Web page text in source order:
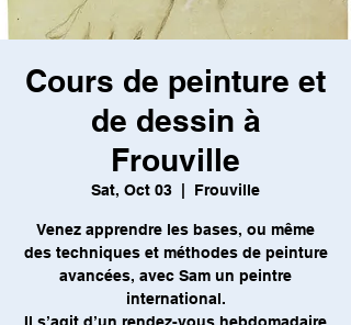
Cours de peinture et
de dessin à
Frouville
Sat, Oct 03 Frouville
Venez apprendre les bases, ou même
des techniques et méthodes de peinture
avancées, avec Sam un peintre
international.